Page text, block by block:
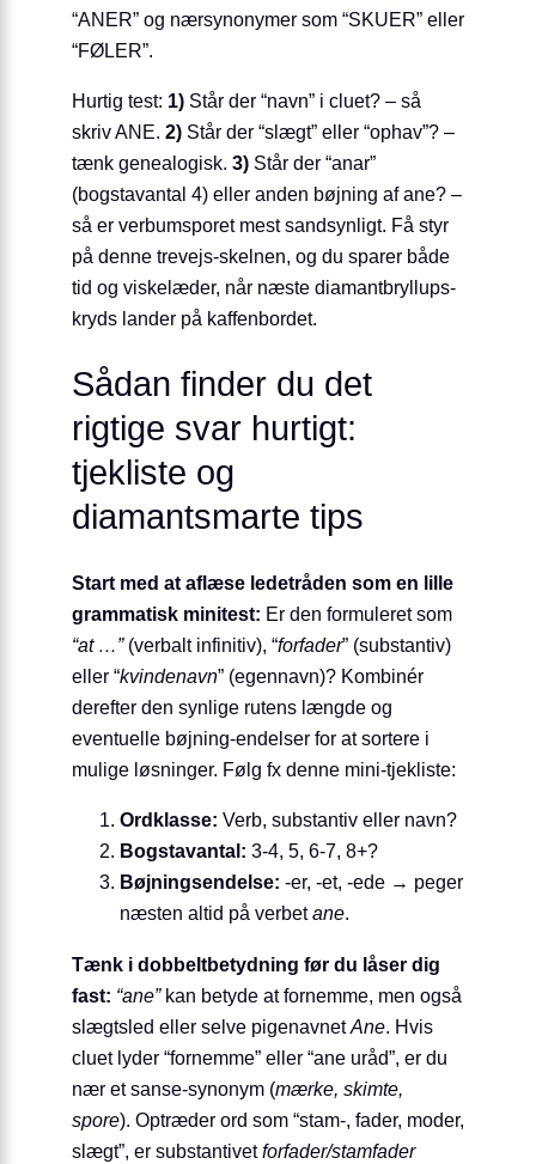
“ANER” og nærsynonymer som “SKUER” eller
“FØLER”.
Hurtig test: 1) Står der “navn” i cluet? – så
skriv ANE. 2) Står der “slægt” eller “ophav”? –
tænk genealogisk. 3) Står der “anar”
(bogstavantal 4) eller anden bøjning af ane? –
så er verbumsporet mest sandsynligt. Få styr
på denne trevejs-skelnen, og du sparer både
tid og viskelæder, når næste diamantbryllups-
kryds lander på kaffenbordet.
Sådan finder du det
rigtige svar hurtigt:
tjekliste og
diamantsmarte tips
Start med at aflæse ledetråden som en lille
grammatisk minitest: Er den formuleret som
“at …”(verbalt infinitiv), “forfader” (substantiv)
eller “kvindenavn” (egennavn)? Kombinér
derefter den synlige rutens længde og
eventuelle bøjning-endelser for at sortere i
mulige løsninger. Følg fx denne mini-tjekliste:
Ordklasse: Verb, substantiv eller navn?
Bogstavantal: 3-4, 5, 6-7, 8+?
Bøjningsendelse: ‑er, ‑et, ‑ede → peger
næsten altid på verbetane.
Tænk i dobbeltbetydning før du låser dig
fast: “ane”kan betyde at fornemme, men også
slægtsled eller selve pigenavnetAne. Hvis
cluet lyder “fornemme” eller “ane uråd”, er du
nær et sanse-synonym (mærke, skimte,
spore). Optræder ord som “stam-, fader, moder,
slægt”, er substantivetforfader/stamfader